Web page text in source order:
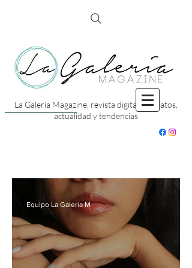
La Galería Magazine, revista digital con datos,
actualidad y tendencias
Equipo La Galería M